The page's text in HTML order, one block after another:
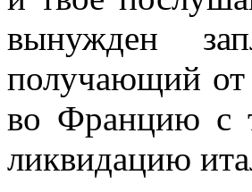
вынужден
получающий от
во Францию с
ликвидацию